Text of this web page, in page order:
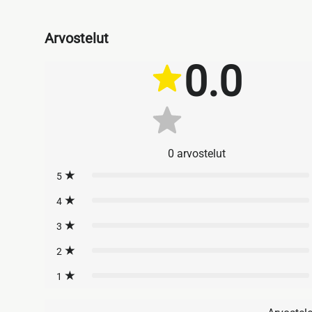
Arvostelut
0.0
0 arvostelut
5
4
3
2
1